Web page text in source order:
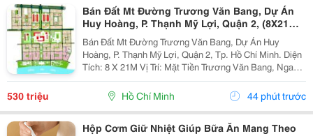
Bán Đất Mt Đường Trương Văn Bang, Dự Án
Huy Hoàng, P. Thạnh Mỹ Lợi, Quận 2, (8X21M)
Giá 530Tr/M2
Bán Đất Mt Đường Trương Văn Bang, Dự Án Huy
Hoàng, P. Thạnh Mỹ Lợi, Quận 2, Tp. Hồ Chí Minh. Diện
Tích: 8 X 21M Vị Trí: Mặt Tiền Trương Văn Bang, Ngay
Khu Thương Mại, Hành Chính, Đường Rộng Giao Thông
Thuận Lợi, Thích Hợp Làm Công Ty, Kinh Danh...
530 triệu Hồ Chí Minh 44 phút trước
Hộp Cơm Giữ Nhiệt Giúp Bữa Ăn Mang Theo